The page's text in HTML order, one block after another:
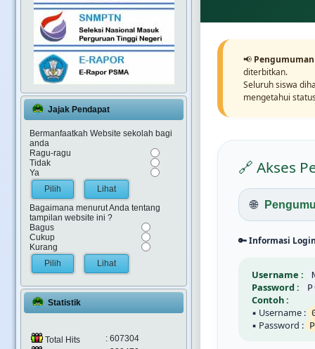
Jajak Pendapat
Bermanfaatkah Website sekolah bagi
anda
Ragu-ragu
Tidak
Ya
Lihat
Bagaimana menurut Anda tentang
tampilan website ini ?
Bagus
Cukup
Kurang
Lihat
Statistik
Total Hits
: 607304
📢
diterbitkan.
Seluruh siswa
mengetahui
🔗 Akses
🌐
🔑 Informasi
Username :
Password :
Contoh :
▪ Username :
▪ Password :